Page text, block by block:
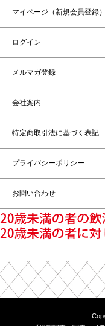
マイページ（新規会員登録）
ログイン
メルマガ登録
会社案内
特定商取引法に基づく表記
プライバシーポリシー
お問い合わせ